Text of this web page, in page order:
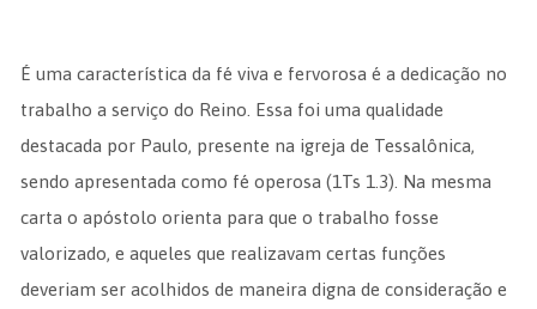
É uma característica da fé viva e fervorosa é a dedicação no
trabalho a serviço do Reino. Essa foi uma qualidade
destacada por Paulo, presente na igreja de Tessalônica,
sendo apresentada como fé operosa (1Ts 1.3). Na mesma
carta o apóstolo orienta para que o trabalho fosse
valorizado, e aqueles que realizavam certas funções
deveriam ser acolhidos de maneira digna de consideração e